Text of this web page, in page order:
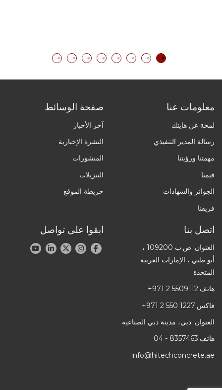
معلومات عنا
لمحة عن هايتك
رسالة المدير التنفيذي
مهمتنا ورؤيتنا
قيمنا
الجوائز والشهادات
فريقنا
صفحة الوسائط
آخر الأخبار
النشرة الإخبارية
المنشورات
التنزيلات
خريطة الموقع
اتصل بنا
العنوان: ص.ب 109200 ،
أبو ظبي ، الإمارات العربية
المتحدة
هاتف:+971 2 5509112
فاكس:+971 2 550 1227
العنوان: دبي، مدينة دبي الصناعيه
هاتف:04 - 8357463
info@hitechconcrete.ae
ابقوا على تواصل